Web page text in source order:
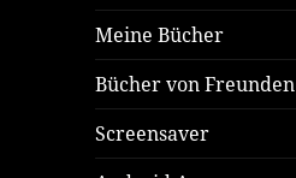
Meine Bücher
Bücher von Freunden
Screensaver